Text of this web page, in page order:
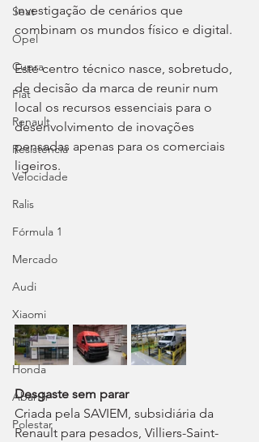
Seat
Opel
Cupra
Fiat
Renault
Resistência
Velocidade
Ralis
Fórmula 1
Mercado
Audi
Xiaomi
Mini
Honda
Abarth
Polestar
investigação de cenários que
combinam os mundos físico e digital.
Este centro técnico nasce, sobretudo,
de decisão da marca de reunir num
local os recursos essenciais para o
desenvolvimento de inovações
pensadas apenas para os comerciais
ligeiros.
Desgaste sem parar
Criada pela SAVIEM, subsidiária da
Renault para pesados, Villiers-Saint-